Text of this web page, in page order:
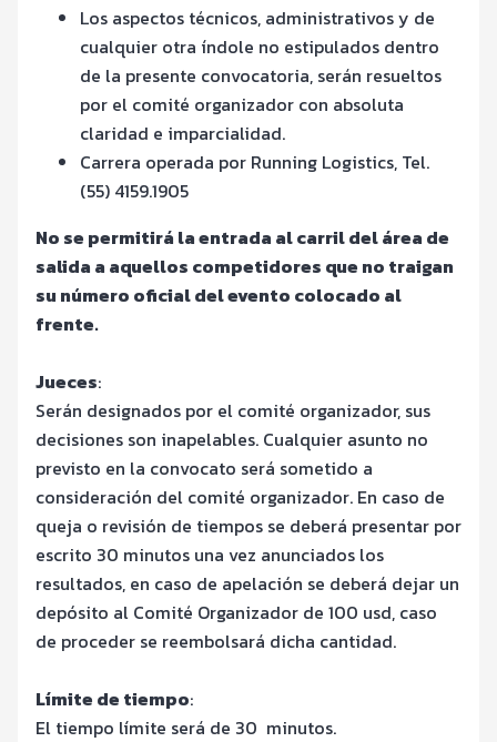
Los aspectos técnicos, administrativos y de
cualquier otra índole no estipulados dentro
de la presente convocatoria, serán resueltos
por el comité organizador con absoluta
claridad e imparcialidad.
Carrera operada por Running Logistics, Tel.
(55) 4159.1905
No se permitirá la entrada al carril del área de
salida a aquellos competidores que no traigan
su número oficial del evento colocado al
frente.
Jueces:
Serán designados por el comité organizador, sus
decisiones son inapelables. Cualquier asunto no
previsto en la convocato será sometido a
consideración del comité organizador. En caso de
queja o revisión de tiempos se deberá presentar por
escrito 30 minutos una vez anunciados los
resultados, en caso de apelación se deberá dejar un
depósito al Comité Organizador de 100 usd, caso
de proceder se reembolsará dicha cantidad.
Límite de tiempo:
El tiempo límite será de 30 minutos.